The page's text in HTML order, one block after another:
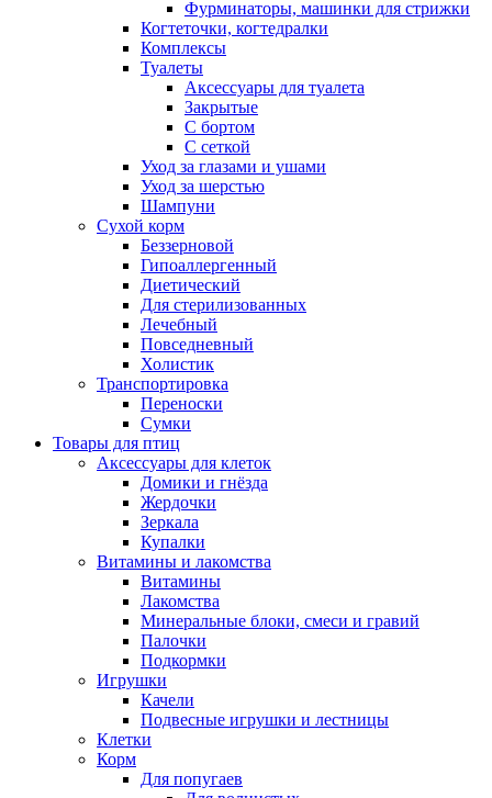
Фурминаторы, машинки для стрижки
Когтеточки, когтедралки
Комплексы
Туалеты
Аксессуары для туалета
Закрытые
С бортом
С сеткой
Уход за глазами и ушами
Уход за шерстью
Шампуни
Сухой корм
Беззерновой
Гипоаллергенный
Диетический
Для стерилизованных
Лечебный
Повседневный
Холистик
Транспортировка
Переноски
Сумки
Товары для птиц
Аксессуары для клеток
Домики и гнёзда
Жердочки
Зеркала
Купалки
Витамины и лакомства
Витамины
Лакомства
Минеральные блоки, смеси и гравий
Палочки
Подкормки
Игрушки
Качели
Подвесные игрушки и лестницы
Клетки
Корм
Для попугаев